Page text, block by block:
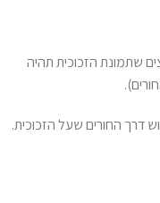
שתמונת הזכוכית תהיה
דרך החורים שעל הזכוכית.